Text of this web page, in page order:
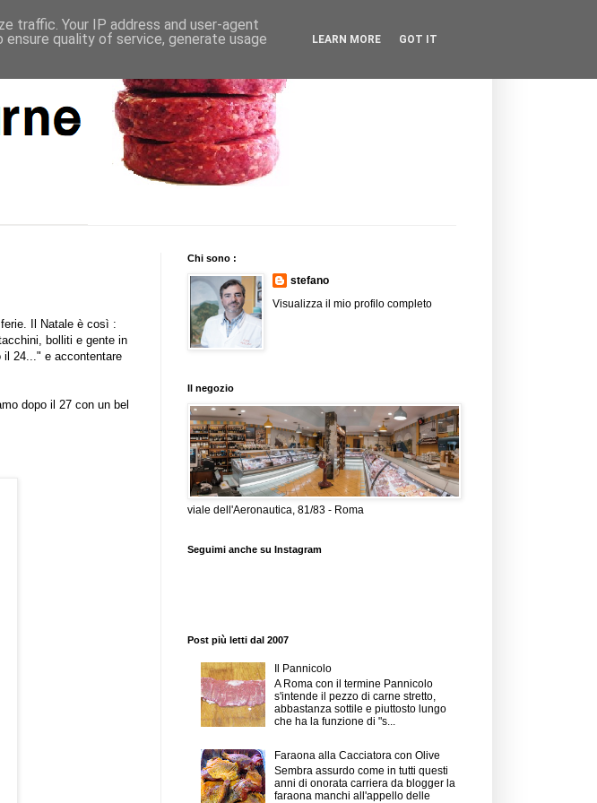
Il Natale è così :
bolliti e gente in
il 24..." e accontentare
dopo il 27 con un bel
Chi sono :
stefano
Visualizza il mio profilo completo
Il negozio
viale dell'Aeronautica, 81/83 - Roma
Seguimi anche su Instagram
Post più letti dal 2007
Il Pannicolo
A Roma con il termine Pannicolo
s'intende il pezzo di carne stretto,
abbastanza sottile e piuttosto lungo
che ha la funzione di "s...
Faraona alla Cacciatora con Olive
Sembra assurdo come in tutti questi
anni di onorata carriera da blogger la
faraona manchi all'appello delle
traffic. Your IP address and user-agent
quality of service, generate usage
LEARN MORE GOT IT